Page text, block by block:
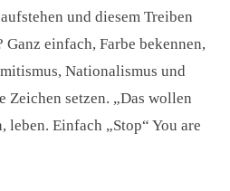
und diesem Treiben
einfach, Farbe bekennen,
Nationalismus und
Zeichen setzen. „Das wollen
leben. Einfach „Stop“ You are